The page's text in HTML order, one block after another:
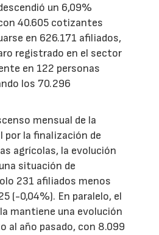
un 6,09%
40.605 cotizantes
en 626.171 afiliados,
registrado en el sector
en 122 personas
los 70.296
mensual de la
por la finalización de
agrícolas, la evolución
situación de
231 afiliados menos
(-0,04%). En paralelo, el
mantiene una evolución
al año pasado, con 8.099